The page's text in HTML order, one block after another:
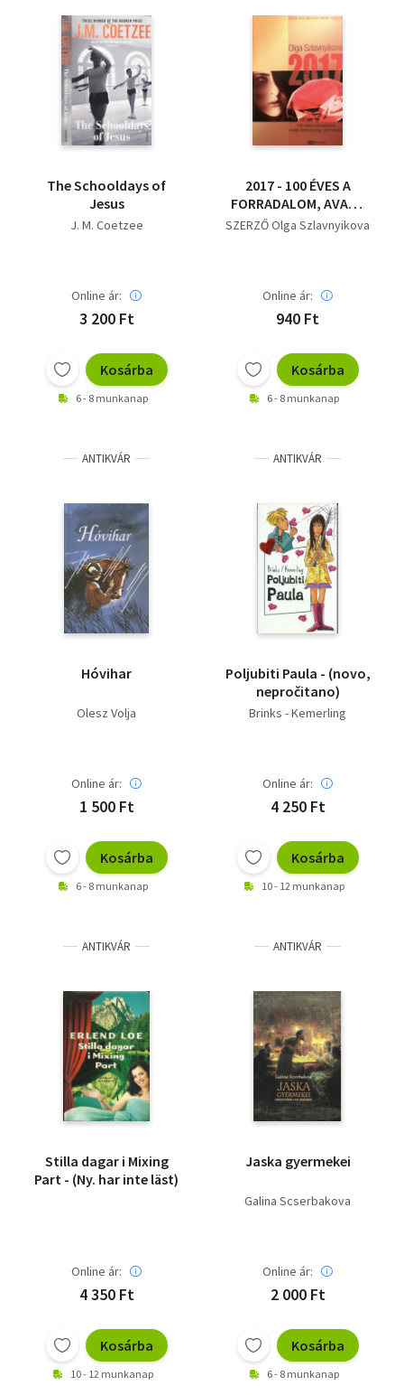
The Schooldays of
Jesus
J. M. Coetzee
Online ár:
3 200 Ft
Kosárba
6 - 8 munkanap
2017 - 100 ÉVES A
FORRADALOM, AVAGY
SZEREZD MEG, AMIT
SZERZŐ Olga Szlavnyikova
Online ár:
940 Ft
Kosárba
6 - 8 munkanap
ANTIKVÁR
Hóvihar
Olesz Volja
Online ár:
1 500 Ft
Kosárba
6 - 8 munkanap
ANTIKVÁR
Poljubiti Paula - (novo,
nepročitano)
Brinks - Kemerling
Online ár:
4 250 Ft
Kosárba
10 - 12 munkanap
ANTIKVÁR
Stilla dagar i Mixing
Part - (Ny. har inte läst)
Online ár:
4 350 Ft
Kosárba
10 - 12 munkanap
ANTIKVÁR
Jaska gyermekei
Galina Scserbakova
Online ár:
2 000 Ft
Kosárba
6 - 8 munkanap